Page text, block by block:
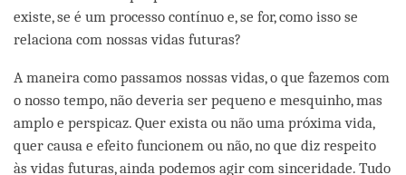
existe, se é um processo contínuo e, se for, como isso se
relaciona com nossas vidas futuras?
A maneira como passamos nossas vidas, o que fazemos com
o nosso tempo, não deveria ser pequeno e mesquinho, mas
amplo e perspicaz. Quer exista ou não uma próxima vida,
quer causa e efeito funcionem ou não, no que diz respeito
às vidas futuras, ainda podemos agir com sinceridade. Tudo